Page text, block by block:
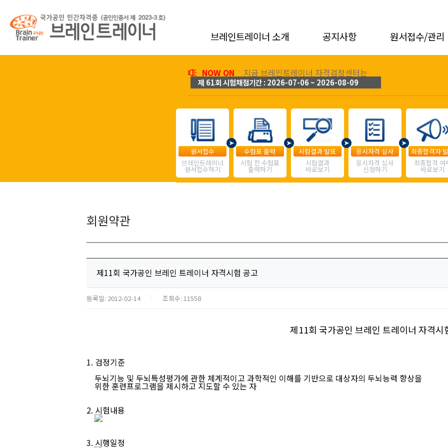
브레인트레이너 소개 공지사항 원서접수/관리
NOW ON 지금 브레인트레이너 자격검정센터는
제 61회 시험채점기간 : 2026-07-06 ~ 2026-08-09
원서접수
브레인트레이너
원서접수하기
수험표 출력
시험 전 수험표
출력하기
시험결과 발표
시험결과
바로보기
응시자격 심사
응시자격 심사
신청하기
최종합격자
최종합격 여
바로보기
회원약관
제11회 국가공인 브레인 트레이너 자격시험 공고
등록일: 2012-02-14 조회수: 11558
제11회 국가공인 브레인 트레이너 자격시
1. 검정기준
두뇌기능 및 두뇌특성평가에 관한 체계적이고 과학적인 이해를 기반으로 대상자의 두뇌능력 향상을
위한 훈련프로그램을 제시하고 지도할 수 있는 자
2. 시험내용
3. 시행일정